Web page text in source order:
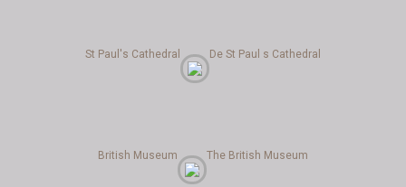
St Paul's Cathedral De St Paul s Cathedral
British Museum The British Museum